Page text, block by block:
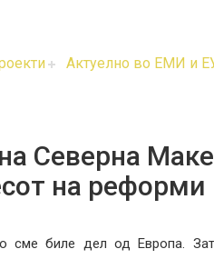
Актуелно во ЕМИ и
Северна
на реформи
сме биле дел од Европа.